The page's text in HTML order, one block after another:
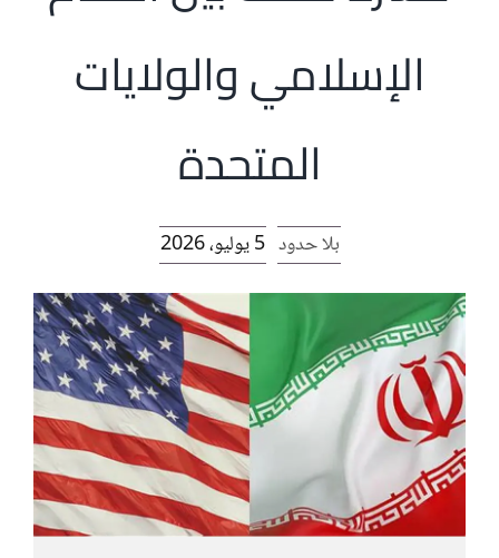
افتتاحية موقع المناضل-ة
الإسلامي والولايات
المتحدة
بلا حدود 5 يوليو، 2026